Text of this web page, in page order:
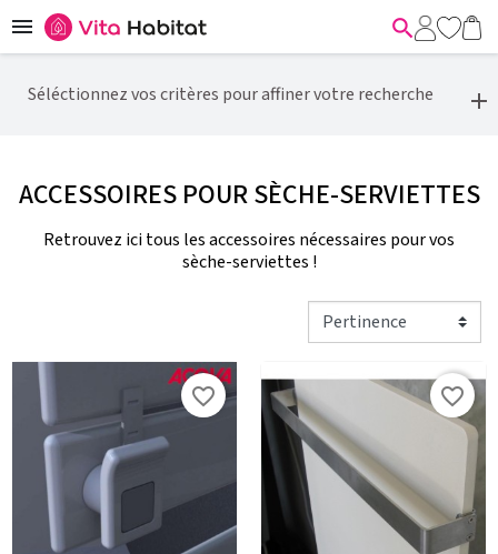
 
Séléctionnez vos critères pour affiner votre recherche
ACCESSOIRES POUR SÈCHE-SERVIETTES
Retrouvez ici tous les accessoires nécessaires pour vos
sèche-serviettes !
favorite_border favorite_border